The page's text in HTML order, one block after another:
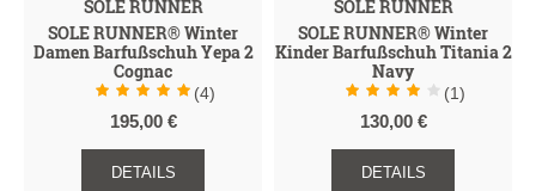
SOLE RUNNER
SOLE RUNNER® Winter
Damen Barfußschuh Yepa 2
Cognac
(4)
195,00 €
DETAILS
SOLE RUNNER
SOLE RUNNER® Winter
Kinder Barfußschuh Titania 2
Navy
(1)
130,00 €
DETAILS